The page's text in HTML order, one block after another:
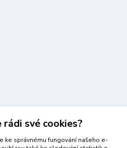
rádi své cookies?
ke správnému fungování našeho e-